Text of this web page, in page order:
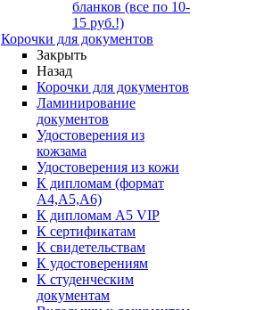
бланков (все по 10-
15 руб.!)
Корочки для документов
Закрыть
Назад
Корочки для документов
Ламинирование
документов
Удостоверения из
кожзама
Удостоверения из кожи
К дипломам (формат
А4,А5,А6)
К дипломам А5 VIP
К сертификатам
К свидетельствам
К удостоверениям
К студенческим
документам